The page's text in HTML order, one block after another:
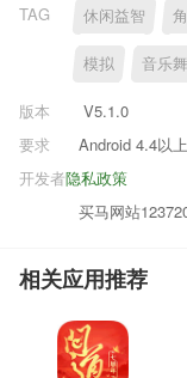
TAG 休闲益智
模拟 音乐
版本
V5.1.0
要求
Android 4.4以上
隐私政策
开发者
买马网站
相关应用推荐